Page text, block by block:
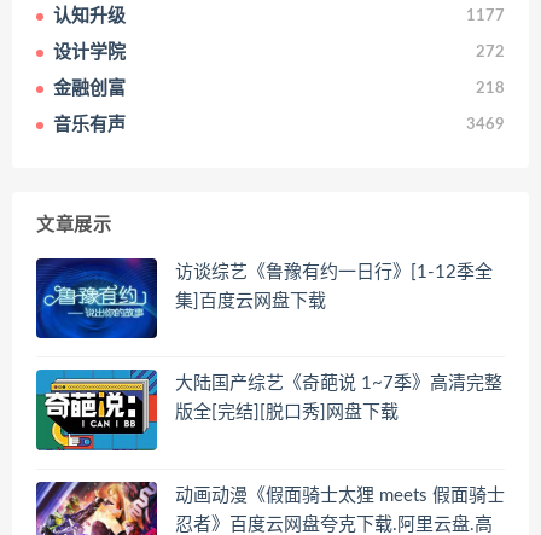
认知升级 1177
设计学院 272
金融创富 218
音乐有声 3469
文章展示
访谈综艺《鲁豫有约一日行》[1-12季全
集]百度云网盘下载
大陆国产综艺《奇葩说 1~7季》高清完整
版全[完结][脱口秀]网盘下载
动画动漫《假面骑士太狸 meets 假面骑士
忍者》百度云网盘夸克下载.阿里云盘.高